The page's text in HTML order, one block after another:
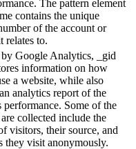
The pattern element
contains the unique
of the account or
relates to.
Google Analytics, _gid
information on how
a website, while also
analytics report of the
performance. Some of the
collected include the
visitors, their source, and
they visit anonymously.